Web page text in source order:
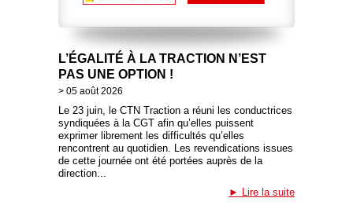
L’ÉGALITÉ À LA TRACTION N’EST
PAS UNE OPTION !
05 août 2026
Le 23 juin, le CTN Traction a réuni les conductrices
syndiquées à la CGT afin qu’elles puissent
exprimer librement les difficultés qu’elles
rencontrent au quotidien. Les revendications issues
de cette journée ont été portées auprès de la
direction...
Lire la suite